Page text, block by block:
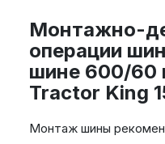
Монтажно-
операции
шине 600/60
Tractor King
Монтаж шины